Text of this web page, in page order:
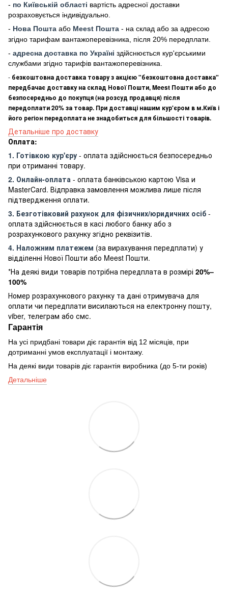
- по Київській області вартість адресної доставки
розраховується індивідуально.
- Нова Пошта або Meest Пошта - на склад або за адресою
згідно тарифам вантажоперевізника, після 20% передплати.
- адресна доставка по Україні здійснюється кур'єрськими
службами згідно тарифів вантажоперевізника.
- безкоштовна доставка товару з акцією "безкоштовна доставка"
передбачає доставку на склад Нової Пошти, Meest Пошти або до
безпосередньо до покупця (на розсуд продавця) після
передоплати 20% за товар. При доставці нашим кур'єром в м.Київ і
його регіон передоплата не знадобиться для більшості товарів.
Детальніше про доставку
Оплата:
1. Готівкою кур'єру - оплата здійснюється безпосередньо
при отриманні товару.
2. Онлайн-оплата - оплата банківською картою Visa и
MasterCard. Відправка замовлення можлива лише після
підтвердження оплати.
3. Безготівковий рахунок для фізичних/юридичних осіб -
оплата здійснюється в касі любого банку або з
розрахункового рахунку згідно реквізитів.
4. Наложним платежем (за вирахування передплати) у
відділенні Нової Пошти або Meest Пошти.
*На деякі види товарів потрібна передплата в розмірі 20%–
100%
Номер розрахункового рахунку та дані отримувача для
оплати чи передплати висилаються на електронну пошту,
viber, телеграм або смс.
Гарантія
На усі придбані товари діє гарантія від 12 місяців, при
дотриманні умов експлуатації і монтажу.
На деякі види товарів діє гарантія виробника (до 5-ти років)
Детальніше